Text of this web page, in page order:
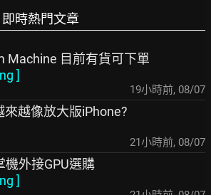
時熱門文章
Machine 目前有貨可下單
]
19小時前, 08/07
來越像放大版iPhone?
21小時前, 08/07
機外接GPU選購
]